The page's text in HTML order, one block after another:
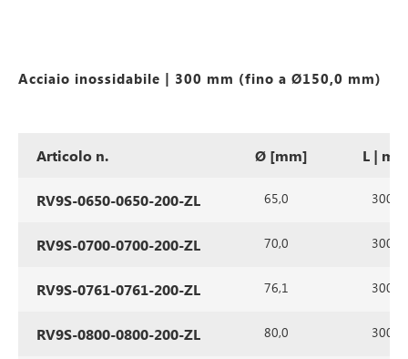
Acciaio inossidabile | 300 mm (fino a Ø150,0 mm)
Articolo n. Ø [mm] L | mm
RV9S-0650-0650-200-ZL 65,0 300
RV9S-0700-0700-200-ZL 70,0 300
RV9S-0761-0761-200-ZL 76,1 300
RV9S-0800-0800-200-ZL 80,0 300